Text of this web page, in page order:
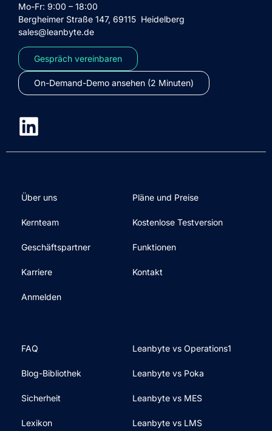
Mo-Fr: 9:00 – 18:00
Bergheimer Straße 147, 69115 Heidelberg
sales@leanbyte.de
Gespräch vereinbaren
On-Demand-Demo ansehen (2 Minuten)
Über uns
Kernteam
Geschäftspartner
Karriere
Anmelden
Pläne und Preise
Kostenlose Testversion
Funktionen
Kontakt
FAQ
Blog-Bibliothek
Sicherheit
Lexikon
Leanbyte vs Operations1
Leanbyte vs Poka
Leanbyte vs MES
Leanbyte vs LMS